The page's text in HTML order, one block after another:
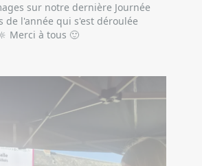
sur notre dernière Journée
de l'année qui s'est déroulée
Merci à tous 🙂